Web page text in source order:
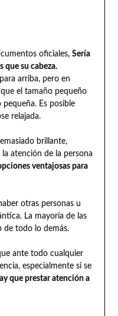
oficiales, Sería
que su cabeza.
arriba, pero en
el tamaño pequeño
pequeña. Es posible
relajada.
brillante,
atención de la persona
ventajosas para
otras personas u
La mayoría de las
de todo lo demás.
ante todo cualquier
especialmente si se
que prestar atención a